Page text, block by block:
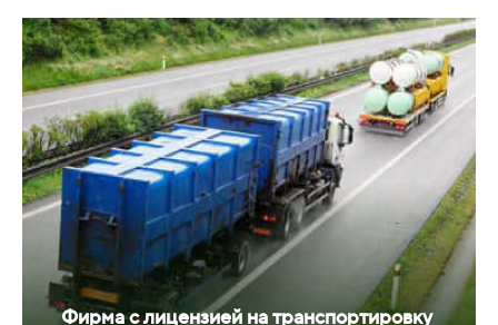
Фирма с лицензией на транспортировку